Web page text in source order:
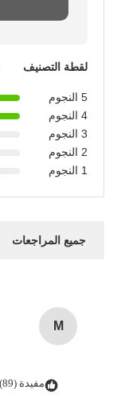
لقطة التصنيف
5 النجوم
4 النجوم
3 النجوم
2 النجوم
1 النجوم
جميع المراجعات
M
مفيدة (89)